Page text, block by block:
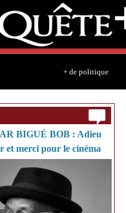
+ de politique
BIGUÉ BOB : Adieu
et merci pour le cinéma